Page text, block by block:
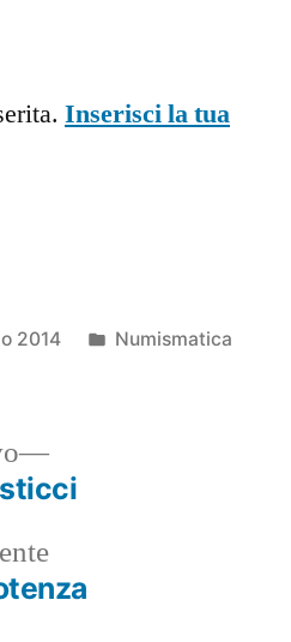
Inserisci la tua
2014
Pubblicato
Numismatica
Articolo
precedente:
Articolo
successivo: